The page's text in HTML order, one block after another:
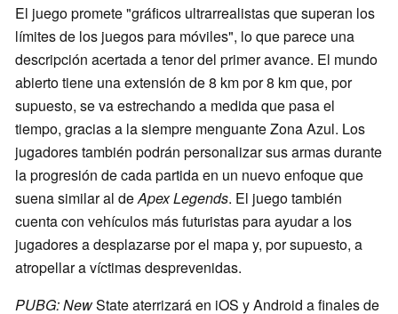
El juego promete "gráficos ultrarrealistas que superan los
límites de los juegos para móviles", lo que parece una
descripción acertada a tenor del primer avance. El mundo
abierto tiene una extensión de 8 km por 8 km que, por
supuesto, se va estrechando a medida que pasa el
tiempo, gracias a la siempre menguante Zona Azul. Los
jugadores también podrán personalizar sus armas durante
la progresión de cada partida en un nuevo enfoque que
suena similar al deApex Legends. El juego también
cuenta con vehículos más futuristas para ayudar a los
jugadores a desplazarse por el mapa y, por supuesto, a
atropellar a víctimas desprevenidas.
PUBG: NewState aterrizará en iOS y Android a finales de